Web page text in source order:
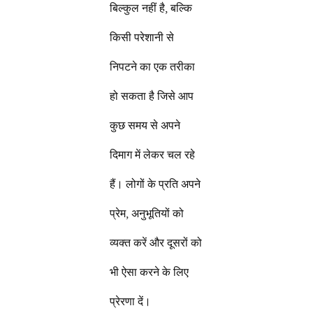
बिल्कुल नहीं है, बल्कि
किसी परेशानी से
निपटने का एक तरीका
हो सकता है जिसे आप
कुछ समय से अपने
दिमाग में लेकर चल रहे
हैं। लोगों के प्रति अपने
प्रेम, अनुभूतियों को
व्यक्त करें और दूसरों को
भी ऐसा करने के लिए
प्रेरणा दें।